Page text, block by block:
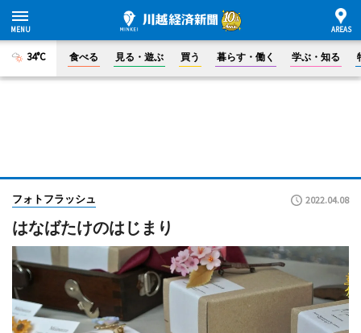
34°C 食べる 見る・遊ぶ 買う 暮らす・働く 学ぶ・知る
フォトフラッシュ 2022.04.08
はなばたけのはじまり